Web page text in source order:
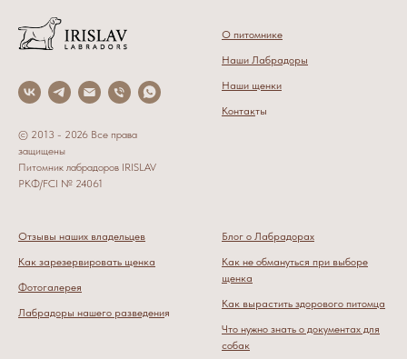
© 2013 - 2026 Все права
защищены
Питомник лабрадоров IRISLAV
РКФ/FCI № 24061
О питомнике
Наши Лабрадоры
Наши щенки
Контакты
Отзывы наших владельцев
Как зарезервировать щенка
Фотогалерея
Лабрадоры нашего разведения
Блог о Лабрадорах
Как не обмануться при выборе
щенка
Как вырастить здорового питомца
Что нужно знать о документах для
собак